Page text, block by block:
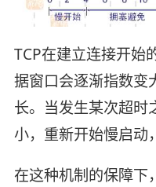
TCP在建立连接开始
据窗口会逐渐指数变
长。当发生某次超时
小，重新开始慢启动
在这种机制的保障下